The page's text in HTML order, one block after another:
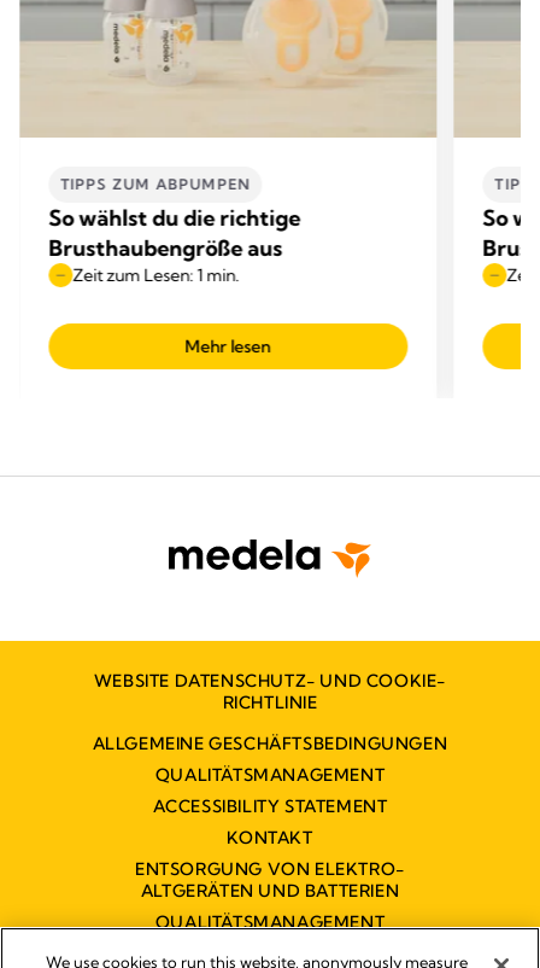
TIPPS ZUM ABPUMPEN
So wählst du die richtige
Brusthaubengröße aus
Zeit zum Lesen: 1 min.
Mehr lesen
So
Zeit
WEBSITE DATENSCHUTZ- UND COOKIE-
RICHTLINIE
ALLGEMEINE GESCHÄFTSBEDINGUNGEN
QUALITÄTSMANAGEMENT
ACCESSIBILITY STATEMENT
KONTAKT
ENTSORGUNG VON ELEKTRO-
ALTGERÄTEN UND BATTERIEN
QUALITÄTSMANAGEMENT
BARRIEREFREIHEITSERKLÄRUNG
We use cookies to run this website, anonymously measure